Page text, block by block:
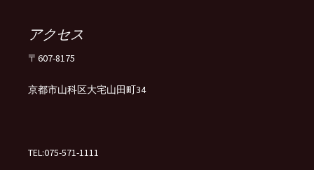
アクセス
〒607-8175
京都市山科区大宅山田町34
TEL:075-571-1111